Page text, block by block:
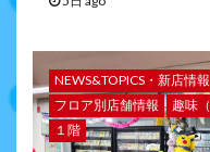
NEWS&TOPICS・新店情報
フロア別店舗情報
趣味
１階